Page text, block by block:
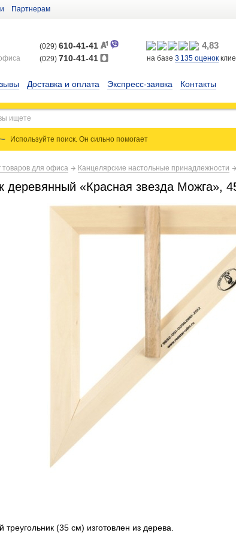
Партнерам
(029) 610-41-41
(029) 710-41-41
4,83
на базе 3 135 оценок
Доставка и оплата Экспресс-заявка Контакты
Используйте поиск. Он сильнопомогает
товаров для офиса Канцелярские настольные принадлежности
деревянный «Красная звезда Можга»,
(35 см) изготовлен из дерева.